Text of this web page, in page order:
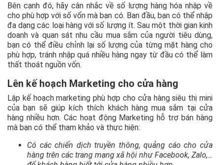
Bên cạnh đó, hãy cân nhắc về số lượng hàng hóa nhập về
cho phù hợp với số vốn mà bạn có. Ban đầu, bạn có thể nhập
đa dạng các loại hàng với số lượng ít. Sau một thời gian kinh
doanh và quan sát nhu cầu mua sắm của người tiêu dùng,
bạn có thể điều chỉnh lại số lượng của từng mặt hàng cho
phù hợp, tránh nhập quá nhiều hàng ngay từ đầu có thể làm
thất thoát nguồn vốn.
Lên kế hoạch Marketing cho cửa hàng
Lập kế hoạch marketing phù hợp cho cửa hàng siêu thị mini
của bạn sẽ giúp kích thích khách hàng mua sắm tại cửa
hàng nhiều hơn. Các hoạt động Marketing hỗ trợ bán hàng
mà bạn có thể tham khảo và thực hiện:
Có các chiến dịch truyền thông, quảng cáo cho cửa
hàng trên các trang mạng xã hội như Facebook, Zalo,…